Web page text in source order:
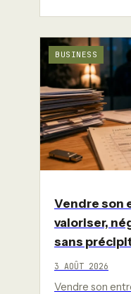
BUSINESS
Vendre son
valoriser,
sans
3 AOÛT 2026
Vendre son